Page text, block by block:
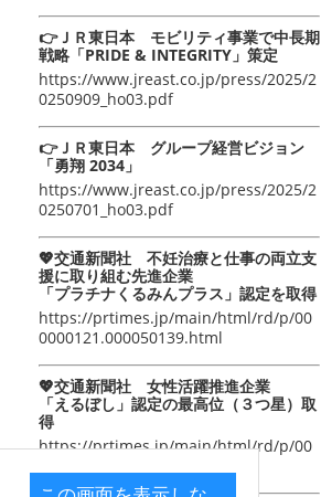
👉ＪＲ東日本 モビリティ事業で中長期
戦略「PRIDE & INTEGRITY」策定
https://www.jreast.co.jp/press/2025/2
0250909_ho03.pdf
👉ＪＲ東日本 グループ経営ビジョン
「勇翔 2034」
https://www.jreast.co.jp/press/2025/2
0250701_ho03.pdf
💖交通新聞社 不妊治療と仕事の両立支
援に取り組む先進企業
「プラチナくるみんプラス」認定を取得
https://prtimes.jp/main/html/rd/p/00
0000121.000050139.html
💖交通新聞社 女性活躍推進企業
「えるぼし」認定の最高位（３つ星）取
得
https://prtimes.jp/main/html/rd/p/00